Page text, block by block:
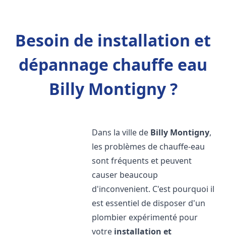
Besoin de installation et
dépannage chauffe eau
Billy Montigny ?
Dans la ville de Billy Montigny,
les problèmes de chauffe-eau
sont fréquents et peuvent
causer beaucoup
d'inconvenient. C'est pourquoi il
est essentiel de disposer d'un
plombier expérimenté pour
votre installation et